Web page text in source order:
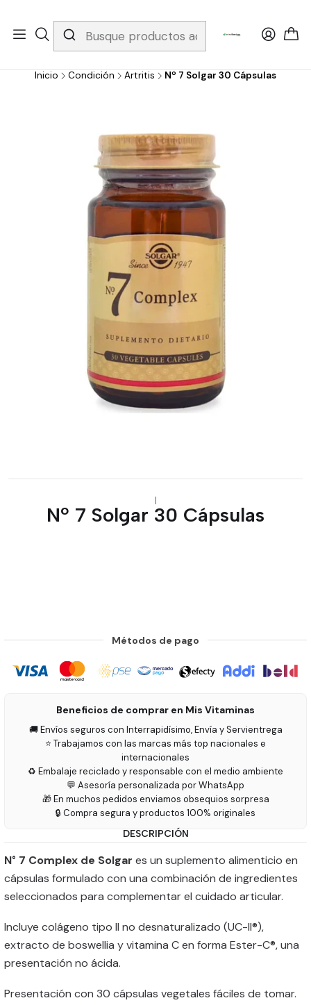
Whatsapp 3229079958/ Fijo 6019251796 / Envios a todo el país y
gratis apartir de 199.000!
Inicio Condición Artritis Nº 7 Solgar 30 Cápsulas
|
Nº 7 Solgar 30 Cápsulas
Métodos de pago
Beneficios de comprar en Mis Vitaminas
🚚 Envíos seguros con Interrapidísimo, Envía y Servientrega
⭐ Trabajamos con las marcas más top nacionales e
internacionales
♻️ Embalaje reciclado y responsable con el medio ambiente
💬 Asesoría personalizada por WhatsApp
🎁 En muchos pedidos enviamos obsequios sorpresa
🔒 Compra segura y productos 100% originales
DESCRIPCIÓN
N° 7 Complex de Solgar es un suplemento alimenticio en
cápsulas formulado con una combinación de ingredientes
seleccionados para complementar el cuidado articular.
Incluye colágeno tipo II no desnaturalizado (UC-II®),
extracto de boswellia y vitamina C en forma Ester-C®, una
presentación no ácida.
Presentación con 30 cápsulas vegetales fáciles de tomar.